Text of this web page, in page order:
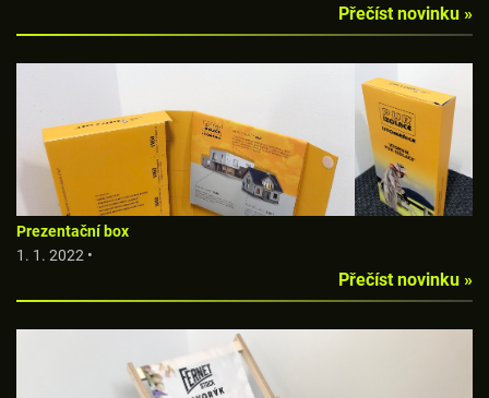
Přečíst novinku »
Prezentační box
1. 1. 2022 •
Přečíst novinku »